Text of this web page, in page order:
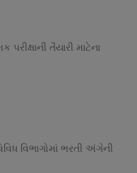
પરીક્ષાની તૈયારી માટેના
વિભાગોમાં ભરતી અંગેની